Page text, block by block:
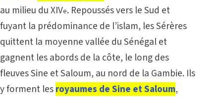
au milieu du XIVe. Repoussés vers le Sud et
fuyant la prédominance de l’islam, les Sérères
quittent la moyenne vallée du Sénégal et
gagnent les abords de la côte, le long des
fleuves Sine et Saloum, au nord de la Gambie. Ils
y forment lesroyaumes de Sine et Saloum,